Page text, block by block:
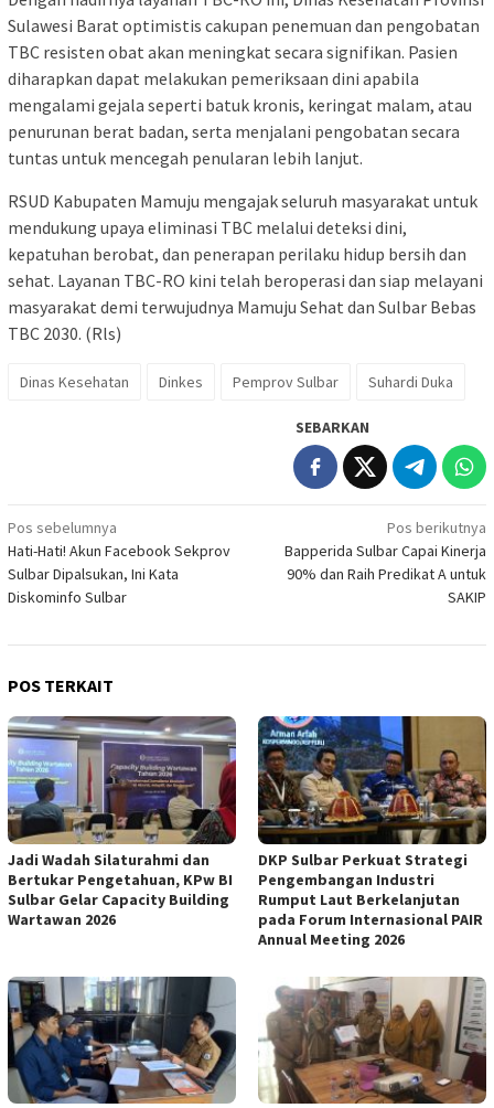
Sulawesi Barat optimistis cakupan penemuan dan pengobatan
TBC resisten obat akan meningkat secara signifikan. Pasien
diharapkan dapat melakukan pemeriksaan dini apabila
mengalami gejala seperti batuk kronis, keringat malam, atau
penurunan berat badan, serta menjalani pengobatan secara
tuntas untuk mencegah penularan lebih lanjut.
RSUD Kabupaten Mamuju mengajak seluruh masyarakat untuk
mendukung upaya eliminasi TBC melalui deteksi dini,
kepatuhan berobat, dan penerapan perilaku hidup bersih dan
sehat. Layanan TBC-RO kini telah beroperasi dan siap melayani
masyarakat demi terwujudnya Mamuju Sehat dan Sulbar Bebas
TBC 2030. (Rls)
Dinas Kesehatan Dinkes Pemprov Sulbar Suhardi Duka
SEBARKAN
Navigasi
pos
Pos sebelumnya
Hati-Hati! Akun Facebook Sekprov
Sulbar Dipalsukan, Ini Kata
Diskominfo Sulbar
Pos berikutnya
Bapperida Sulbar Capai Kinerja
90% dan Raih Predikat A untuk
SAKIP
POS TERKAIT
Jadi Wadah Silaturahmi dan
Bertukar Pengetahuan, KPw BI
Sulbar Gelar Capacity Building
Wartawan 2026
DKP Sulbar Perkuat Strategi
Pengembangan Industri
Rumput Laut Berkelanjutan
pada Forum Internasional PAIR
Annual Meeting 2026